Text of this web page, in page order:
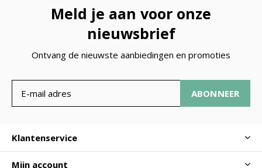
Meld je aan voor onze
nieuwsbrief
Ontvang de nieuwste aanbiedingen en promoties
ABONNEER
Klantenservice
Mijn account